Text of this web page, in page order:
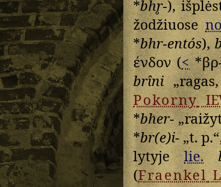
*bhr̥-),
žodžiuose
*bhr-entós),
ένδον(<
brîni
Pokorny
*bher-
*br(e)i-„t.
lytyjelie.
(Fraenkel